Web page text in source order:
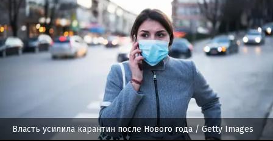
Власть усилила карантин после Нового года / Getty Images